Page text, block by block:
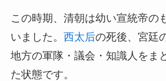
この時期、清朝は幼い宣統帝の
いました。 西太后の死後、宮廷
地方の軍隊・議会・知識人をま
た状態です。